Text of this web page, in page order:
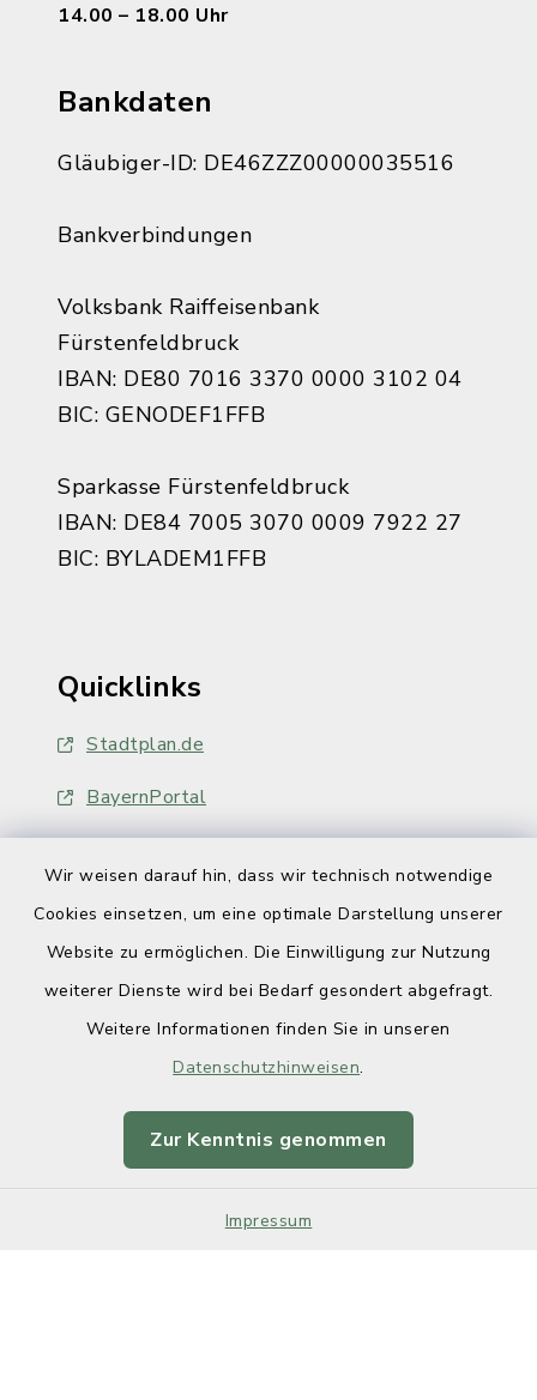
Wir weisen darauf hin, dass wir technisch notwendige
Cookies einsetzen, um eine optimale Darstellung unserer
Website zu ermöglichen. Die Einwilligung zur Nutzung
weiterer Dienste wird bei Bedarf gesondert abgefragt.
Weitere Informationen finden Sie in unseren
Datenschutzhinweisen.
Zur Kenntnis genommen
Impressum
14.00 – 18.00 Uhr
Bankdaten
Gläubiger-ID: DE46ZZZ00000035516
Bankverbindungen
Volksbank Raiffeisenbank
Fürstenfeldbruck
IBAN: DE80 7016 3370 0000 3102 04
BIC: GENODEF1FFB
Sparkasse Fürstenfeldbruck
IBAN: DE84 7005 3070 0009 7922 27
BIC: BYLADEM1FFB
Quicklinks
Stadtplan.de
BayernPortal
Barrierefreiheit
Impressum
Sitemap